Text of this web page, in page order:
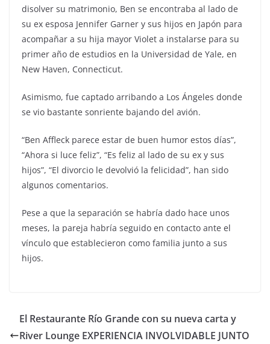
disolver su matrimonio, Ben se encontraba al lado de
su ex esposa Jennifer Garner y sus hijos en Japón para
acompañar a su hija mayor Violet a instalarse para su
primer año de estudios en la Universidad de Yale, en
New Haven, Connecticut.
Asimismo, fue captado arribando a Los Ángeles donde
se vio bastante sonriente bajando del avión.
“Ben Affleck parece estar de buen humor estos días”,
“Ahora si luce feliz”, “Es feliz al lado de su ex y sus
hijos”, “El divorcio le devolvió la felicidad”, han sido
algunos comentarios.
Pese a que la separación se habría dado hace unos
meses, la pareja habría seguido en contacto ante el
vínculo que establecieron como familia junto a sus
hijos.
El Restaurante Río Grande con su nueva carta y
River Lounge EXPERIENCIA INVOLVIDABLE JUNTO